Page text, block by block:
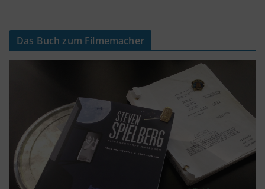
Das Buch zum Filmemacher